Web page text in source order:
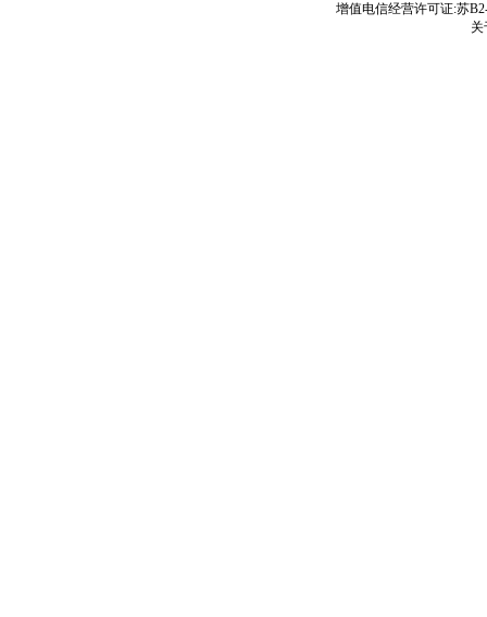
增值电信经营许可证:苏
关